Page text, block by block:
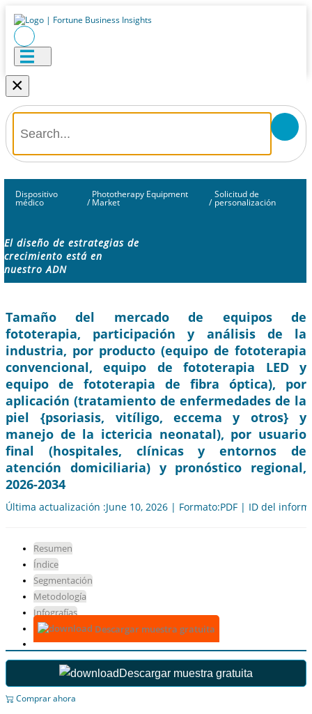
×
Dispositivo
médico /
Phototherapy Equipment
Market /
Solicitud de
personalización
El diseño de estrategias de
crecimiento está en
nuestro ADN
Tamaño del mercado de equipos de
fototerapia, participación y análisis de la
industria, por producto (equipo de fototerapia
convencional, equipo de fototerapia LED y
equipo de fototerapia de fibra óptica), por
aplicación (tratamiento de enfermedades de la
piel {psoriasis, vitíligo, eccema y otros} y
manejo de la ictericia neonatal), por usuario
final (hospitales, clínicas y entornos de
atención domiciliaria) y pronóstico regional,
2026-2034
Última actualización :June 10, 2026 | Formato:PDF | ID del
Resumen
Índice
Segmentación
Metodología
Infografías
Descargar muestra gratuita
Descargar muestra gratuita
Comprar ahora